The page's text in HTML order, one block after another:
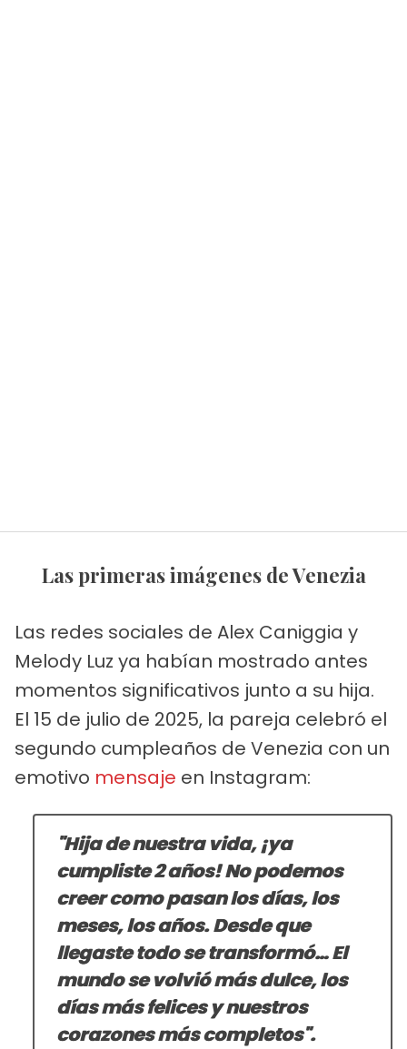
Las primeras imágenes de Venezia
Las redes sociales de Alex Caniggia y
Melody Luz ya habían mostrado antes
momentos significativos junto a su hija.
El 15 de julio de 2025, la pareja celebró el
segundo cumpleaños de Venezia con un
emotivo mensaje en Instagram:
"Hija de nuestra vida, ¡ya
cumpliste 2 años! No podemos
creer como pasan los días, los
meses, los años. Desde que
llegaste todo se transformó… El
mundo se volvió más dulce, los
días más felices y nuestros
corazones más completos".